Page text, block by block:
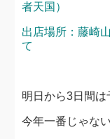
者天国）
出店場所：藤崎
て
明日から3日間
今年一番じゃな